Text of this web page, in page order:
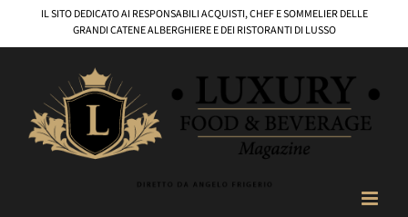
contenuto
IL SITO DEDICATO AI RESPONSABILI ACQUISTI, CHEF E SOMMELIER DELLE
GRANDI CATENE ALBERGHIERE E DEI RISTORANTI DI LUSSO